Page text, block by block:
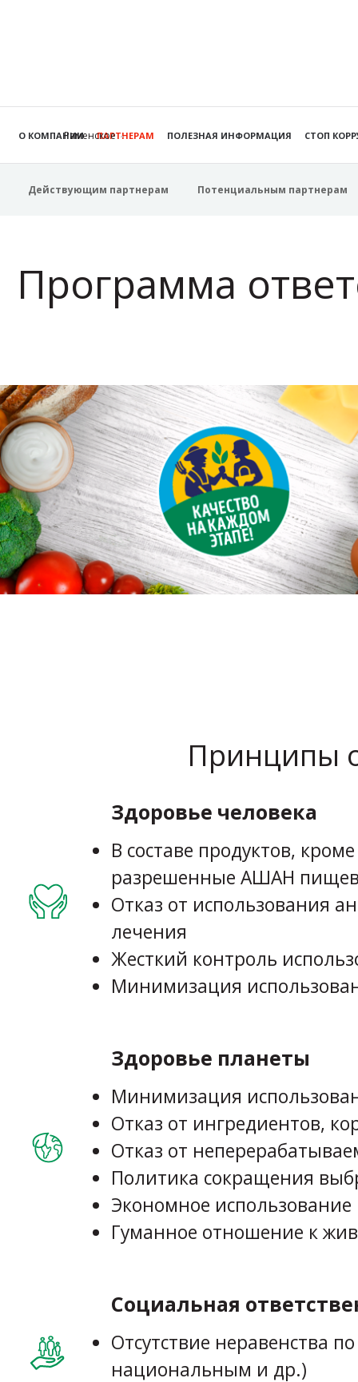
Раменское
О КОМПАНИИ ПАРТНЕРАМ ПОЛЕЗНАЯ ИНФОРМАЦИЯ СТОП
Действующим партнерам Потенциальным партнерам
Программа
Принципы
Здоровье человека
В составе продуктов,
разрешенные АШАН
Отказ от использования
лечения
Жесткий контроль
Минимизация
Здоровье планеты
Минимизация
Отказ от ингредиентов,
Отказ от
Политика сокращения
Экономное
Гуманное отношение к
Социальная
Отсутствие неравенства
национальным и др.)